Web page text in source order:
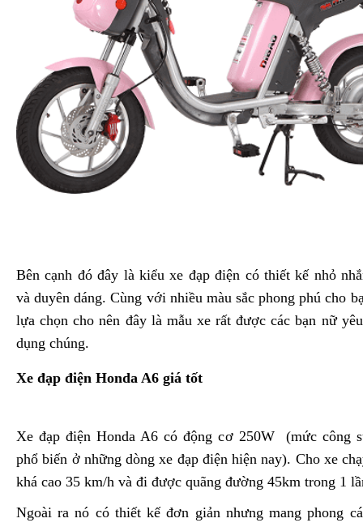
Bên cạnh đó đây là kiểu xe đạp điện có thiết kế nhỏ
và duyên dáng. Cùng với nhiều màu sắc phong phú cho
lựa chọn cho nên đây là mẫu xe rất được các bạn nữ
dụng chúng.
Xe đạp điện Honda A6 giá tốt
Xe đạp điện Honda A6 có động cơ 250W (mức công
phổ biến ở những dòng xe đạp điện hiện nay). Cho xe
khá cao 35 km/h và đi được quãng đường 45km trong 1
Ngoài ra nó có thiết kế đơn giản nhưng mang phong